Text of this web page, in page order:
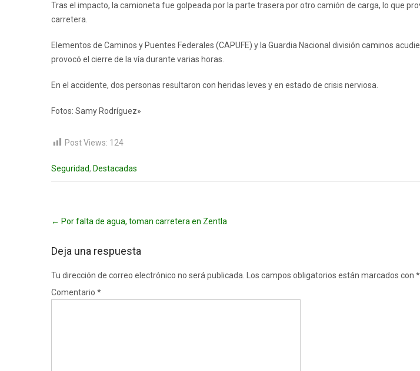
Tras el impacto, la camioneta fue golpeada por la parte trasera por otro camión de carga, lo que
carretera.
Elementos de Caminos y Puentes Federales (CAPUFE) y la Guardia Nacional división caminos
provocó el cierre de la vía durante varias horas.
En el accidente, dos personas resultaron con heridas leves y en estado de crisis nerviosa.
Fotos: Samy Rodríguez»
Post Views: 124
Seguridad, Destacadas
navigation
← Por falta de agua, toman carretera en Zentla
Deja una respuesta
Tu dirección de correo electrónico no será publicada. Los campos obligatorios están marcados con *
Comentario *